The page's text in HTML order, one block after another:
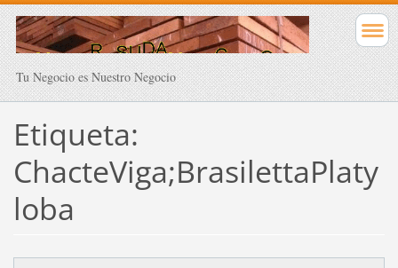
Tu Negocio es Nuestro Negocio
Etiqueta:
ChacteViga;BrasilettaPlaty
loba